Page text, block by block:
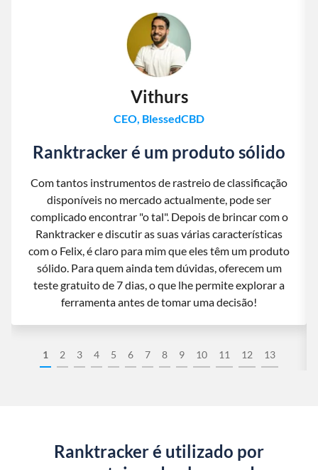
1 2 3 4 5 6 7 8 9 10 11 12 13
Vithurs
CEO, BlessedCBD
Ranktracker é um produto sólido
Com tantos instrumentos de rastreio de classificação
disponíveis no mercado actualmente, pode ser
complicado encontrar "o tal". Depois de brincar com o
Ranktracker e discutir as suas várias características
com o Felix, é claro para mim que eles têm um produto
sólido. Para quem ainda tem dúvidas, oferecem um
teste gratuito de 7 dias, o que lhe permite explorar a
ferramenta antes de tomar uma decisão!
Ranktracker é utilizado por